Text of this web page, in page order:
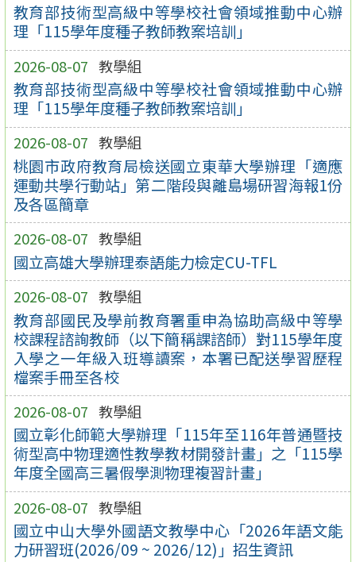
教育部技術型高級中等學校社會領域推動中心辦
理「115學年度種子教師教案培訓」
2026-08-07 教學組
教育部技術型高級中等學校社會領域推動中心辦
理「115學年度種子教師教案培訓」
2026-08-07 教學組
桃園市政府教育局檢送國立東華大學辦理「適應
運動共學行動站」第二階段與離島場研習海報1份
及各區簡章
2026-08-07 教學組
國立高雄大學辦理泰語能力檢定CU-TFL
2026-08-07 教學組
教育部國民及學前教育署重申為協助高級中等學
校課程諮詢教師（以下簡稱課諮師）對115學年度
入學之一年級入班導讀案，本署已配送學習歷程
檔案手冊至各校
2026-08-07 教學組
國立彰化師範大學辦理「115年至116年普通暨技
術型高中物理適性教學教材開發計畫」之「115學
年度全國高三暑假學測物理複習計畫」
2026-08-07 教學組
國立中山大學外國語文教學中心「2026年語文能
力研習班(2026/09 ~ 2026/12)」招生資訊